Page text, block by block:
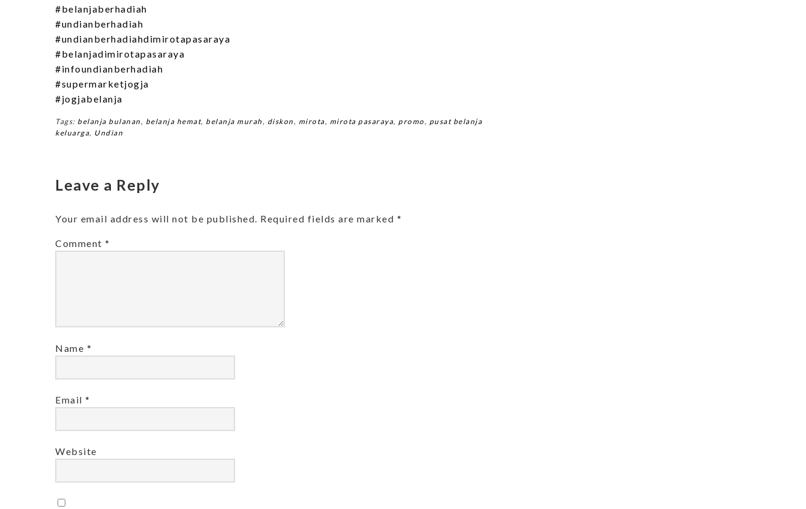
#belanjaberhadiah
#undianberhadiah
#undianberhadiahdimirotapasaraya
#belanjadimirotapasaraya
#infoundianberhadiah
#supermarketjogja
#jogjabelanja
Tags: belanja bulanan , belanja hemat, belanja murah , diskon , mirota, mirota pasaraya, promo , pusat belanja
keluarga, Undian
Leave a Reply
Your email address will not be published. Required fields are marked *
Comment *
Name *
Email *
Website